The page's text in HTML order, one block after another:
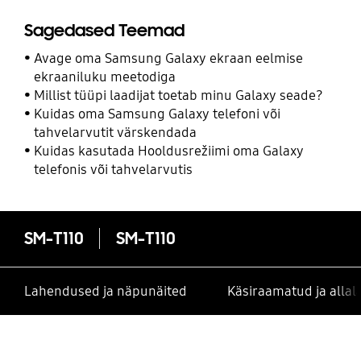
Sagedased Teemad
Avage oma Samsung Galaxy ekraan eelmise
ekraaniluku meetodiga
Millist tüüpi laadijat toetab minu Galaxy seade?
Kuidas oma Samsung Galaxy telefoni või
tahvelarvutit värskendada
Kuidas kasutada Hooldusrežiimi oma Galaxy
telefonis või tahvelarvutis
SM-T110 SM-T110
Lahendused ja näpunäited Käsiraamatud ja